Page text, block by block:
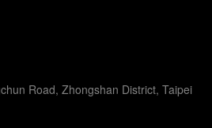
Road, Zhongshan District, Taipei